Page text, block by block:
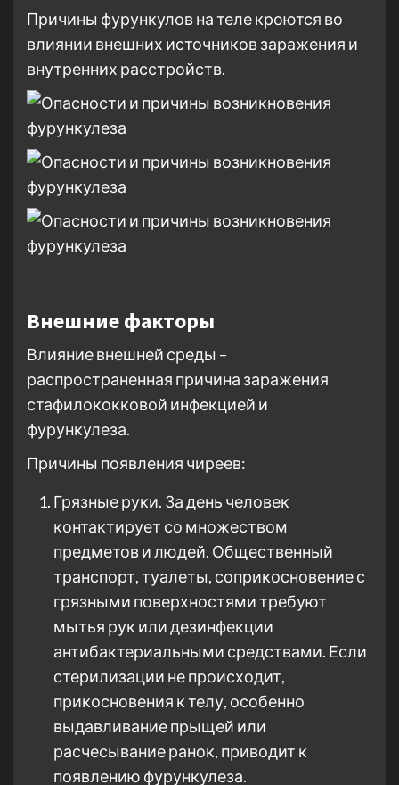
Причины фурункулов на теле кроются во
влиянии внешних источников заражения и
внутренних расстройств.
Внешние факторы
Влияние внешней среды –
распространенная причина заражения
стафилококковой инфекцией и
фурункулеза.
Причины появления чиреев:
Грязные руки. За день человек
контактирует со множеством
предметов и людей. Общественный
транспорт, туалеты, соприкосновение с
грязными поверхностями требуют
мытья рук или дезинфекции
антибактериальными средствами. Если
стерилизации не происходит,
прикосновения к телу, особенно
выдавливание прыщей или
расчесывание ранок, приводит к
появлению фурункулеза.